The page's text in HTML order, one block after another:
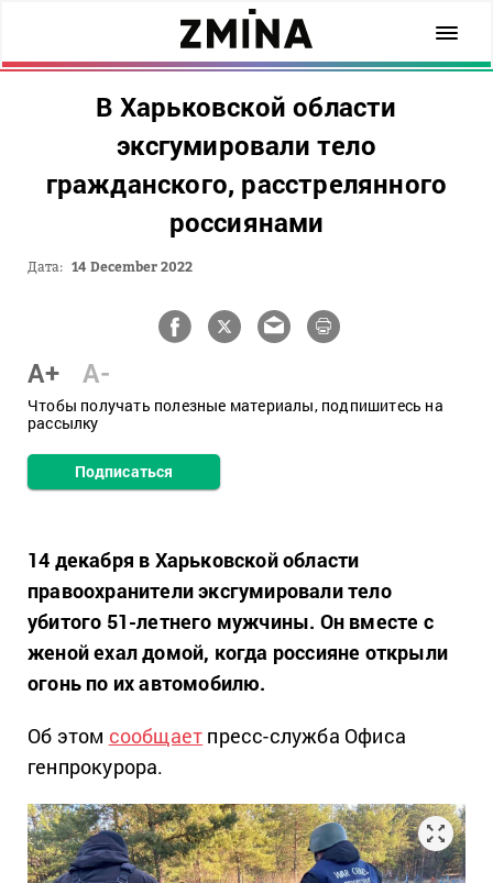
В Харьковской области
эксгумировали тело
гражданского, расстрелянного
россиянами
Дата: 14 December 2022
A+ A-
Чтобы получать полезные материалы, подпишитесь на
рассылку
Подписаться
14 декабря в Харьковской области
правоохранители эксгумировали тело
убитого 51-летнего мужчины. Он вместе с
женой ехал домой, когда россияне открыли
огонь по их автомобилю.
Об этом сообщает пресс-служба Офиса
генпрокурора.